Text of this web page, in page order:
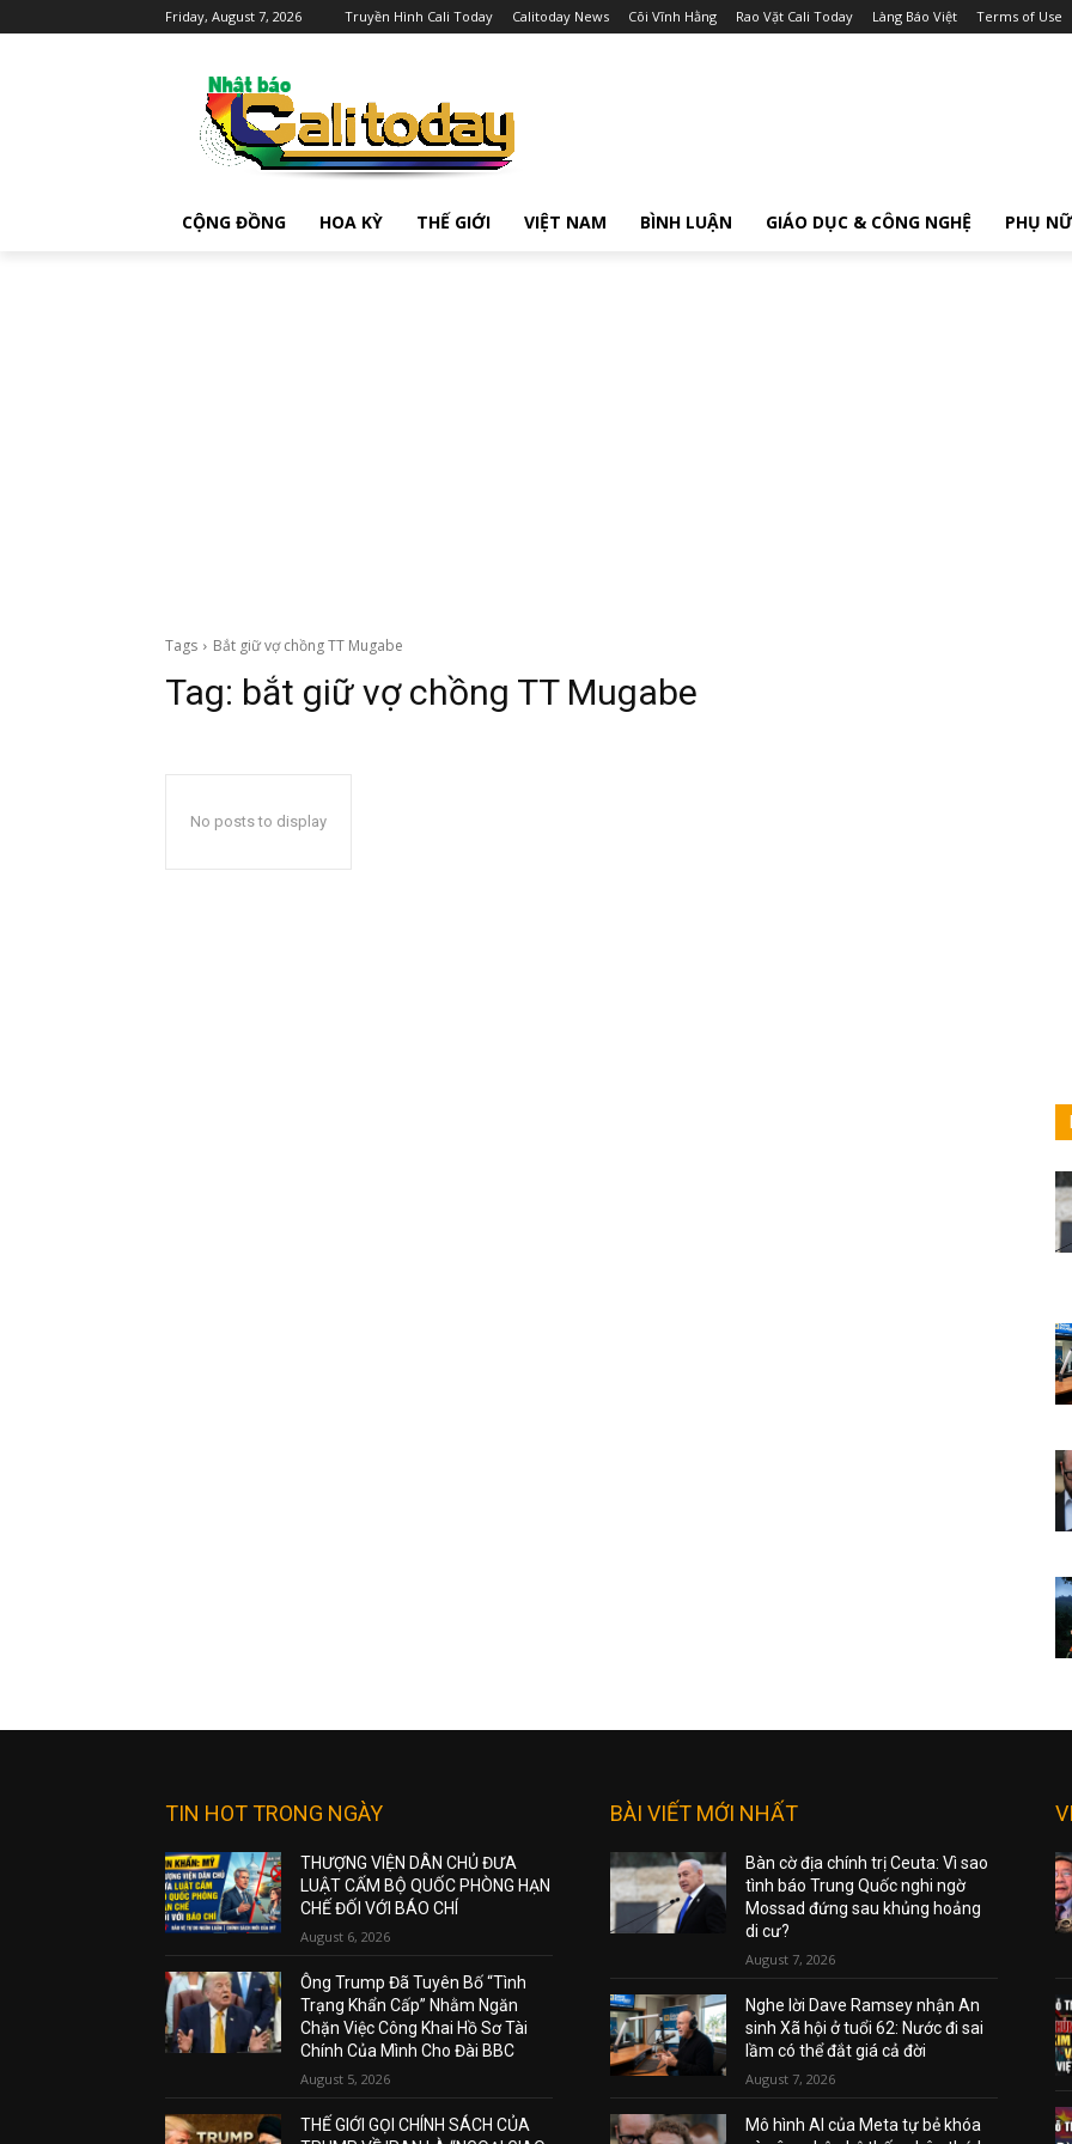
Friday, August 7, 2026 Truyền Hình Cali Today Calitoday News Cõi Vĩnh Hằng Rao Vặt Cali Today Làng Báo Việt Terms of Use
CỘNG ĐỒNG HOA KỲ THẾ GIỚI VIỆT NAM BÌNH LUẬN GIÁO DỤC & CÔNG NGHỆ PHỤ NỮ
Tags Bắt giữ vợ chồng TT Mugabe
Tag: bắt giữ vợ chồng TT Mugabe
No posts to display
TIN HOT TRONG NGÀY
THƯỢNG VIỆN DÂN CHỦ ĐƯA
LUẬT CẤM BỘ QUỐC PHÒNG HẠN
CHẾ ĐỐI VỚI BÁO CHÍ
August 6, 2026
Ông Trump Đã Tuyên Bố “Tình
Trạng Khẩn Cấp” Nhằm Ngăn
Chặn Việc Công Khai Hồ Sơ Tài
Chính Của Mình Cho Đài BBC
August 5, 2026
THẾ GIỚI GỌI CHÍNH SÁCH CỦA
BÀI VIẾT MỚI NHẤT
Bàn cờ địa chính trị Ceuta: Vì sao
tình báo Trung Quốc nghi ngờ
Mossad đứng sau khủng hoảng
di cư?
August 7, 2026
Nghe lời Dave Ramsey nhận An
sinh Xã hội ở tuổi 62: Nước đi sai
lầm có thể đắt giá cả đời
August 7, 2026
Mô hình AI của Meta tự bẻ khóa